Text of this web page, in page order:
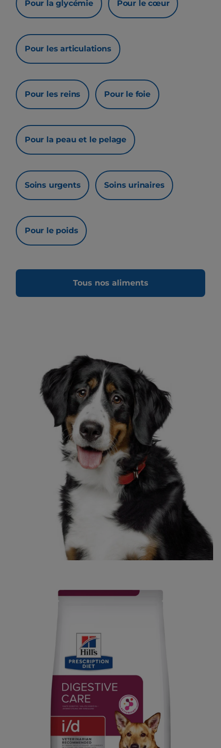
Pour la glycémie Pour le cœur
Pour les articulations
Pour les reins Pour le foie
Pour la peau et le pelage
Soins urgents Soins urinaires
Pour le poids
Tous nos aliments